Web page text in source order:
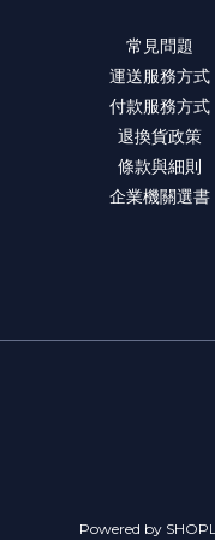
常見問題
運送服務方式
付款服務方式
退換貨政策
條款與細則
企業機關選書
Powered by